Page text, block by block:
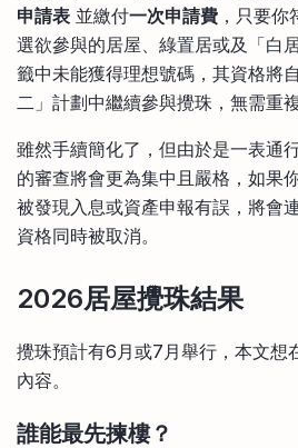
申請表 並繳付一次申請費 ，只要
選欲參與的居屋、綠置居或及「白
籤中未能獲得理想號碼，其資格將
二」計劃中繼續參與攪珠，無需重複
雖然手續簡化了，但由於是一表通
的審查將會更為集中且嚴格，如果
被發現入息或資產申報有誤，將會
資格同時被取消。
2026居屋攪珠結果
攪珠預計有6月或7月舉行，本文想
內容。
誰能最先揀樓？